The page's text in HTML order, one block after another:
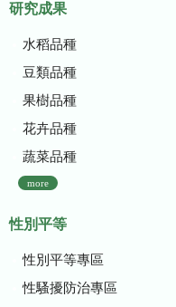
研究成果
水稻品種
豆類品種
果樹品種
花卉品種
蔬菜品種
more
性別平等
性別平等專區
性騷擾防治專區